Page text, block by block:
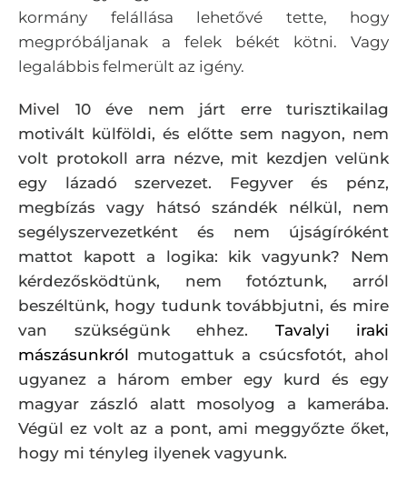
kormány felállása lehetővé tette, hogy
megpróbáljanak a felek békét kötni. Vagy
legalábbis felmerült az igény.
Mivel 10 éve nem járt erre turisztikailag
motivált külföldi, és előtte sem nagyon, nem
volt protokoll arra nézve, mit kezdjen velünk
egy lázadó szervezet. Fegyver és pénz,
megbízás vagy hátsó szándék nélkül, nem
segélyszervezetként és nem újságíróként
mattot kapott a logika: kik vagyunk? Nem
kérdezősködtünk, nem fotóztunk, arról
beszéltünk, hogy tudunk továbbjutni, és mire
van szükségünk ehhez. Tavalyi iraki
mászásunkról mutogattuk a csúcsfotót, ahol
ugyanez a három ember egy kurd és egy
magyar zászló alatt mosolyog a kamerába.
Végül ez volt az a pont, ami meggyőzte őket,
hogy mi tényleg ilyenek vagyunk.